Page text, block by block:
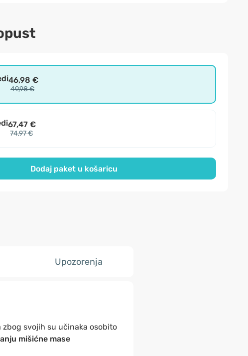
46,98 €
49,98 €
67,47 €
74,97 €
Dodaj paket u košaricu
Upozorenja
svojih su učinaka osobito
mišićne mase